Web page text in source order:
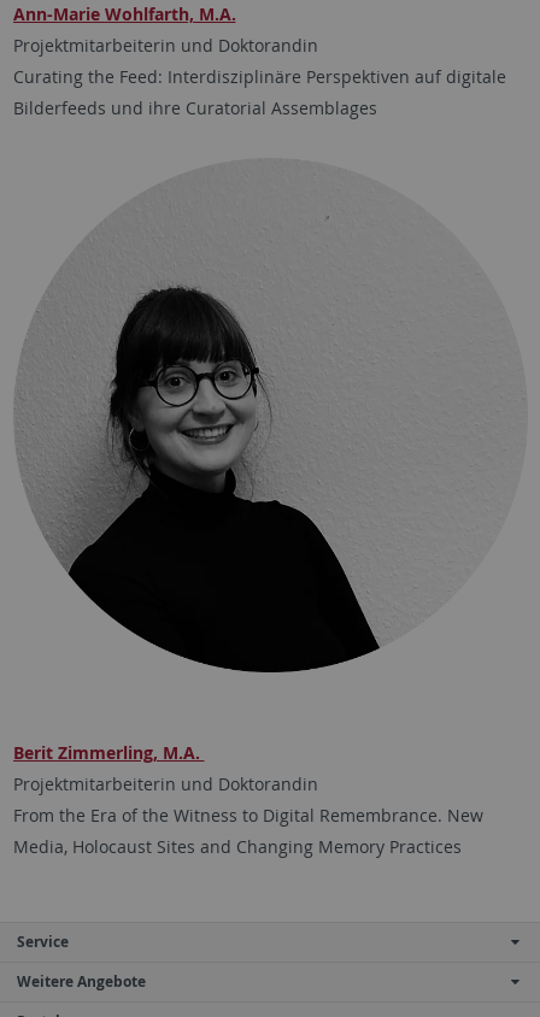
Ann-Marie Wohlfarth, M.A.
Projektmitarbeiterin und Doktorandin
Curating the Feed: Interdisziplinäre Perspektiven auf digitale
Bilderfeeds und ihre Curatorial Assemblages
Berit Zimmerling, M.A.
Projektmitarbeiterin und Doktorandin
From the Era of the Witness to Digital Remembrance. New
Media, Holocaust Sites and Changing Memory Practices
Service
Weitere Angebote